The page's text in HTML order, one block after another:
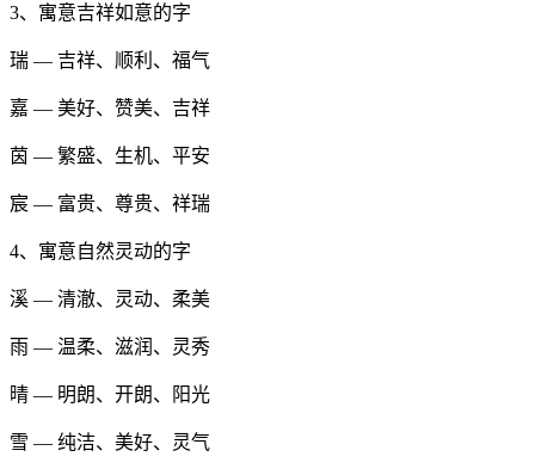
3、寓意吉祥如意的字
瑞 — 吉祥、顺利、福气
嘉 — 美好、赞美、吉祥
茵 — 繁盛、生机、平安
宸 — 富贵、尊贵、祥瑞
4、寓意自然灵动的字
溪 — 清澈、灵动、柔美
雨 — 温柔、滋润、灵秀
晴 — 明朗、开朗、阳光
雪 — 纯洁、美好、灵气